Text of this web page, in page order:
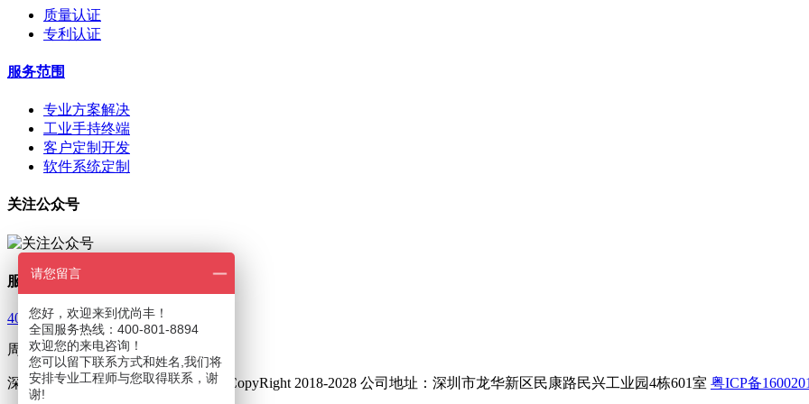
请您留言
您好，欢迎来到优尚丰！
全国服务热线：400-801-8894
欢迎您的来电咨询！
您可以留下联系方式和姓名,我们将
安排专业工程师与您取得联系，谢
谢!
质量认证
专利认证
服务范围
专业方案解决
工业手持终端
客户定制开发
软件系统定制
关注公众号
服务热线
400-801-8894
周一至周五 9：00—18：00
深圳市优尚丰通讯设备有限公司 © CopyRight 2018-2028 公司地址：深圳市龙华新区民康路民兴工业园4栋601室 粤ICP备